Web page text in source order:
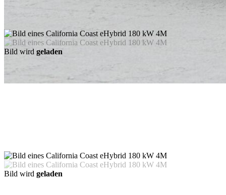
Bild wird geladen
Bild wird geladen